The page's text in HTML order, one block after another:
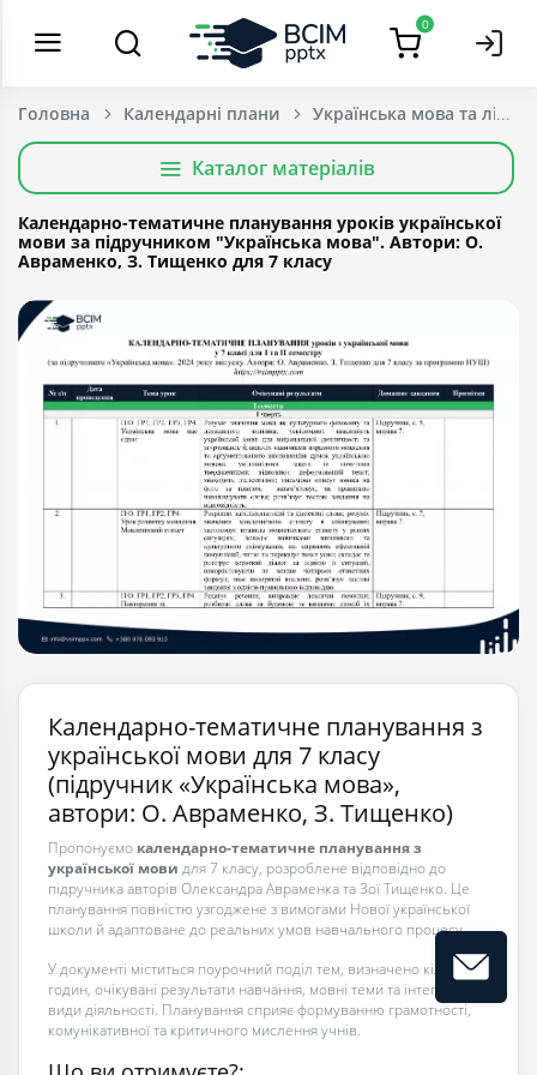
0
Головна Календарні плани Українська мова та
Каталог матеріалів
Календарно-тематичне планування уроків української
мови за підручником "Українська мова". Автори: О.
Авраменко, З. Тищенко для 7 класу
Календарно-тематичне планування з
української мови для 7 класу
(підручник «Українська мова»,
автори: О. Авраменко, З. Тищенко)
Пропонуємо календарно-тематичне планування з
української мови для 7 класу, розроблене відповідно до
підручника авторів Олександра Авраменка та Зої Тищенко. Це
планування повністю узгоджене з вимогами Нової української
школи й адаптоване до реальних умов навчального процесу.
У документі міститься поурочний поділ тем, визначено кількість
годин, очікувані результати навчання, мовні теми та інтегровані
види діяльності. Планування сприяє формуванню грамотності,
комунікативної та критичного мислення учнів.